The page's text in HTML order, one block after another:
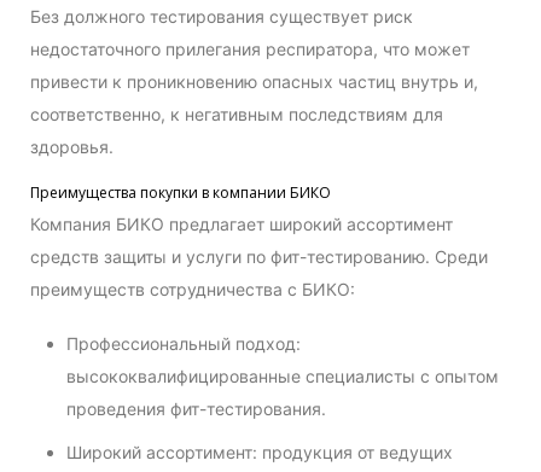
Без должного тестирования существует риск
недостаточного прилегания респиратора, что может
привести к проникновению опасных частиц внутрь и,
соответственно, к негативным последствиям для
здоровья.
Преимущества покупки в компании БИКО
Компания БИКО предлагает широкий ассортимент
средств защиты и услуги по фит-тестированию. Среди
преимуществ сотрудничества с БИКО:
Профессиональный подход:
высококвалифицированные специалисты с опытом
проведения фит-тестирования.
Широкий ассортимент: продукция от ведущих